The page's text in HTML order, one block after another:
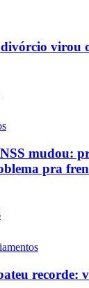
divórcio virou
mudou:
pra
recorde: